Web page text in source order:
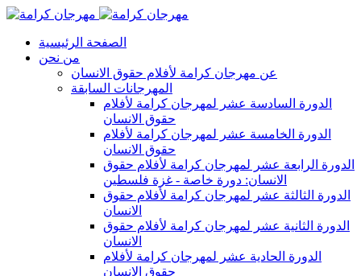
الصفحة الرئيسية
من نحن
عن مهرجان كرامة لأفلام حقوق الانسان
المهرجانات السابقة
الدورة السادسة عشر لمهرجان كرامة لأفلام
حقوق الانسان
الدورة الخامسة عشر لمهرجان كرامة لأفلام
حقوق الانسان
الدورة الرابعة عشر لمهرجان كرامة لأفلام حقوق
الانسان: دورة خاصة - غزة فلسطين
الدورة الثالثة عشر لمهرجان كرامة لأفلام حقوق
الانسان
الدورة الثانية عشر لمهرجان كرامة لأفلام حقوق
الانسان
الدورة الحادية عشر لمهرجان كرامة لأفلام
حقوق الانسان